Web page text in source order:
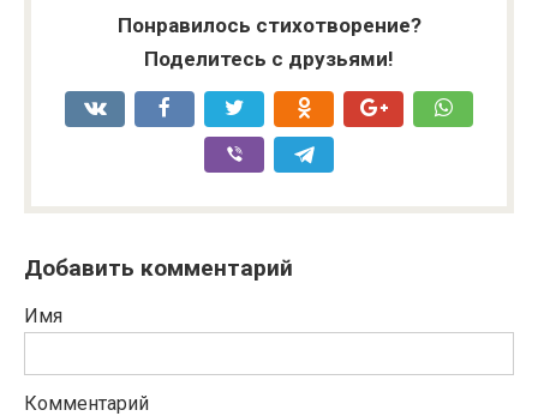
Понравилось стихотворение?
Поделитесь с друзьями!
Добавить комментарий
Имя
Комментарий